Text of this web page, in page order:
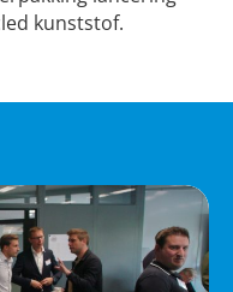
kunststof.